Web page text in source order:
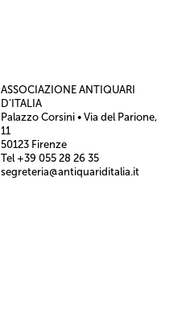
ASSOCIAZIONE ANTIQUARI
D’ITALIA
Palazzo Corsini • Via del Parione,
11
50123 Firenze
Tel +39 055 28 26 35
segreteria@antiquariditalia.it